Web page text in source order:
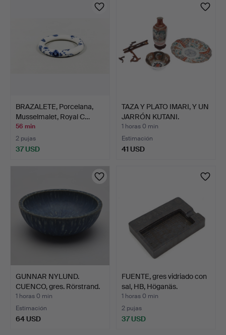
BRAZALETE, Porcelana,
Musselmalet, Royal C…
56 min
2 pujas
37 USD
TAZA Y PLATO IMARI, Y UN
JARRÓN KUTANI.
1 horas 0 min
Estimación
41 USD
GUNNAR NYLUND.
CUENCO, gres. Rörstrand.
Fi…
1 horas 0 min
Estimación
64 USD
FUENTE, gres vidriado con
sal, HB, Höganäs.
1 horas 0 min
2 pujas
37 USD